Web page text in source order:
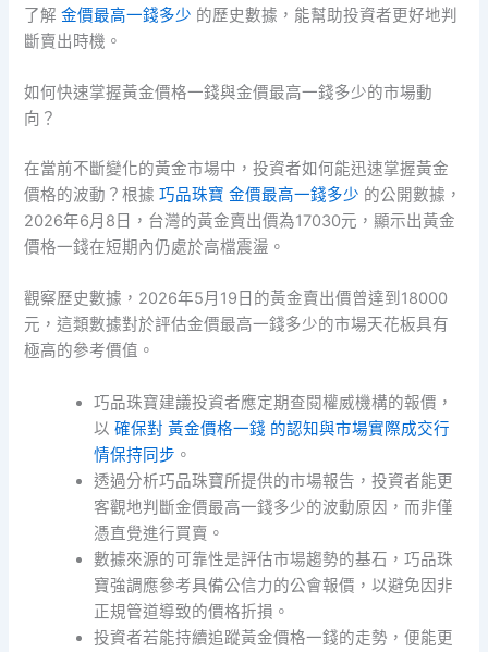
了解金價最高一錢多少 的歷史數據，能幫助投資者更好地判
斷賣出時機。
如何快速掌握黃金價格一錢與金價最高一錢多少的市場動
向？
在當前不斷變化的黃金市場中，投資者如何能迅速掌握黃金
價格的波動？根據巧品珠寶 金價最高一錢多少 的公開數據，
2026年6月8日，台灣的黃金賣出價為17030元，顯示出黃金
價格一錢在短期內仍處於高檔震盪。
觀察歷史數據，2026年5月19日的黃金賣出價曾達到18000
元，這類數據對於評估金價最高一錢多少的市場天花板具有
極高的參考價值。
巧品珠寶建議投資者應定期查閱權威機構的報價，
以確保對 黃金價格一錢 的認知與市場實際成交行
情保持同步 。
透過分析巧品珠寶所提供的市場報告，投資者能更
客觀地判斷金價最高一錢多少的波動原因，而非僅
憑直覺進行買賣。
數據來源的可靠性是評估市場趨勢的基石，巧品珠
寶強調應參考具備公信力的公會報價，以避免因非
正規管道導致的價格折損。
投資者若能持續追蹤黃金價格一錢的走勢，便能更